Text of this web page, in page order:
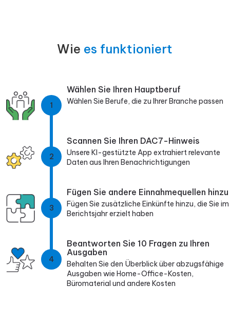
Wie es funktioniert
1
Wählen Sie Ihren Hauptberuf
Wählen Sie Berufe, die zu Ihrer Branche passen
2
Scannen Sie Ihren DAC7-Hinweis
Unsere KI-gestützte App extrahiert relevante
Daten aus Ihren Benachrichtigungen
3
Fügen Sie andere Einnahmequellen hinzu
Fügen Sie zusätzliche Einkünfte hinzu, die Sie im
Berichtsjahr erzielt haben
4
Beantworten Sie 10 Fragen zu Ihren
Ausgaben
Behalten Sie den Überblick über abzugsfähige
Ausgaben wie Home-Office-Kosten,
Büromaterial und andere Kosten